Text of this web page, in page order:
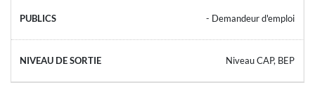
- Demandeur d'emploi
Niveau CAP, BEP